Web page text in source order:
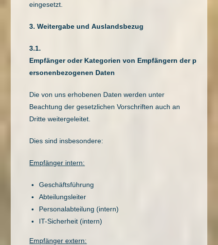
eingesetzt.
3. Weitergabe und Auslandsbezug
3.1.
Empfänger oder Kategorien von Empfängern der p
ersonenbezogenen Daten
Die von uns erhobenen Daten werden unter
Beachtung der gesetzlichen Vorschriften auch an
Dritte weitergeleitet.
Dies sind insbesondere:
Empfänger intern:
Geschäftsführung
Abteilungsleiter
Personalabteilung (intern)
IT-Sicherheit (intern)
Empfänger extern: